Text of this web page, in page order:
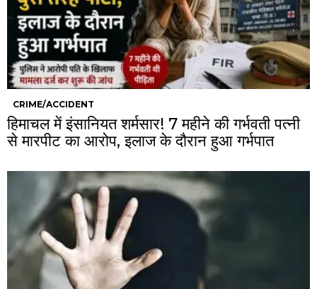
CRIME/ACCIDENT
हिमाचल में इंसानियत शर्मसार! 7 महीने की गर्भवती पत्नी
से मारपीट का आरोप, इलाज के दौरान हुआ गर्भपात